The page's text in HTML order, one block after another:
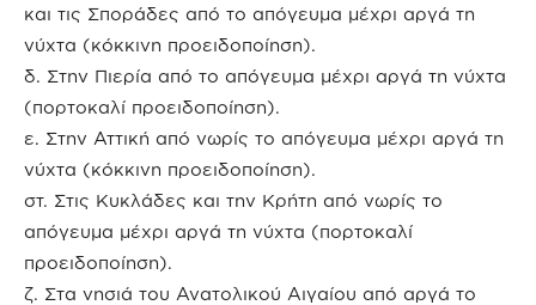
και τις Σποράδες από το απόγευμα μέχρι αργά τη
νύχτα (κόκκινη προειδοποίηση).
δ. Στην Πιερία από το απόγευμα μέχρι αργά τη νύχτα
(πορτοκαλί προειδοποίηση).
ε. Στην Αττική από νωρίς το απόγευμα μέχρι αργά τη
νύχτα (κόκκινη προειδοποίηση).
στ. Στις Κυκλάδες και την Κρήτη από νωρίς το
απόγευμα μέχρι αργά τη νύχτα (πορτοκαλί
προειδοποίηση).
ζ. Στα νησιά του Ανατολικού Αιγαίου από αργά το